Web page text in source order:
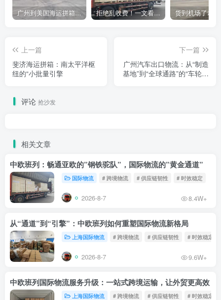
广州到美国海运拼箱多少钱？2024年最新运费构成+隐藏费用避坑指南 拒绝乱收费！一文看懂中国货代计费套路，教你避开所有隐形坑
上一篇
斐济海运拼箱：南太平洋枢
纽的“小批量引擎
下一篇
广州汽车出口物流：从“制造
基地”到“全球通路”的“车轮上
评论 抢沙发
相关文章
中欧班列：畅通亚欧的”钢铁驼队”，国际物流的”黄金通道”
国际物流 # 跨境物流 # 供应链韧性 # 时效稳定
2026-8-7 8.4W+
从“通道”到“引擎”：中欧班列如何重塑国际物流新格局
上海国际物流 # 跨境物流 # 供应链韧性 # 时效稳定
2026-8-7 9.6W+
中欧班列国际物流服务升级：一站式跨境运输，让外贸更高效
上海国际物流 # 跨境物流 # 供应链韧性 # 时效稳定